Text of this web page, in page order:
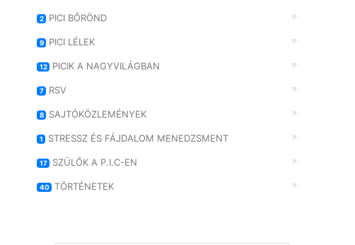
2 PICI BŐRÖND
9 PICI LÉLEK
12 PICIK A NAGYVILÁGBAN
7 RSV
8 SAJTÓKÖZLEMÉNYEK
1 STRESSZ ÉS FÁJDALOM MENEDZSMENT
17 SZÜLŐK A P.I.C-EN
40 TÖRTÉNETEK